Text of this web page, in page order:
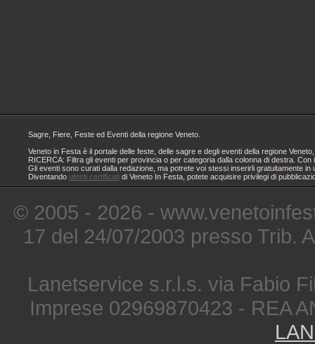
Sagre, Fiere, Feste ed Eventi della regione Veneto.
Veneto in Festa è il portale delle feste, delle sagre e degli eventi della regione
RICERCA: Filtra gli eventi per provincia o per categoria dalla colonna di destra.
Gli eventi sono curati dalla redazione, ma potrete voi stessi inserirli gratuitamente
Diventando utenti certificati di Veneto In Festa, potete acquisire privilegi di
© 2005 - 2026 -
17 del 24/07/2003 presso Trib.
Lanetservice s.r.l.s. via Fabio
Imprese 02969870423 - REA